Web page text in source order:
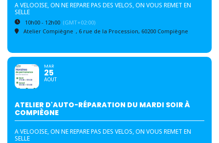
A VELOOISE, ON NE REPARE PAS DES VELOS, ON VOUS REMET EN
SELLE
10h00 - 12h00 (GMT+02:00)
Atelier Compiègne , 6 rue de la Procession, 60200 Compiègne
MAR
25
AOUT
ATELIER D'AUTO-RÉPARATION DU MARDI SOIR À
COMPIÈGNE
A VELOOISE, ON NE REPARE PAS DES VELOS, ON VOUS REMET EN
SELLE